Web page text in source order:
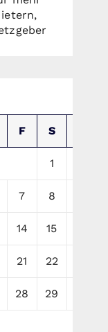
F S
1
7 8
14 15
21 22
28 29